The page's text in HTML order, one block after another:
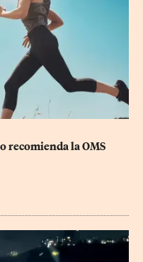
recomienda la OMS